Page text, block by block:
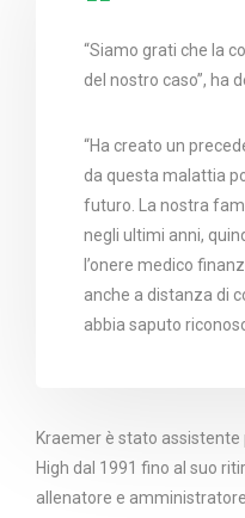
“Siamo grati che la
del nostro caso”, ha
“Ha creato un
da questa malattia
futuro. La nostra
negli ultimi anni,
l’onere medico
anche a distanza di
abbia saputo
Kraemer è stato
High dal 1991 fino al suo
allenatore e